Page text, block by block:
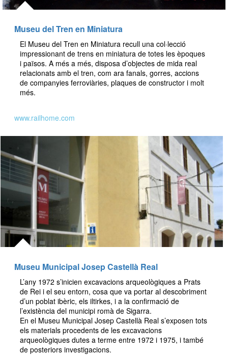
Museu del Tren en Miniatura
El Museu del Tren en Miniatura recull una col·lecció
impressionant de trens en miniatura de totes les èpoques
i països. A més a més, disposa d’objectes de mida real
relacionats amb el tren, com ara fanals, gorres, accions
de companyies ferroviàries, plaques de constructor i molt
més.
www.railhome.com
Museu Municipal Josep Castellà Real
L’any 1972 s’inicien excavacions arqueològiques a Prats
de Rei i el seu entorn, cosa que va portar al descobriment
d’un poblat ibèric, els iltirkes, i a la confirmació de
l’existència del municipi romà de Sigarra.
En el Museu Municipal Josep Castellà Real s’exposen tots
els materials procedents de les excavacions
arqueològiques dutes a terme entre 1972 i 1975, i també
de posteriors investigacions.